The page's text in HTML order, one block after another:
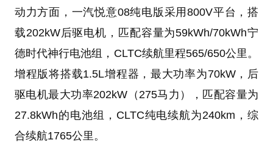
动力方面，一汽悦意08纯电版采用800V平台，搭
载202kW后驱电机，匹配容量为59kWh/70kWh宁
德时代神行电池组，CLTC续航里程565/650公里。
增程版将搭载1.5L增程器，最大功率为70kW，后
驱电机最大功率202kW（275马力），匹配容量为
27.8kWh的电池组，CLTC纯电续航为240km，综
合续航1765公里。